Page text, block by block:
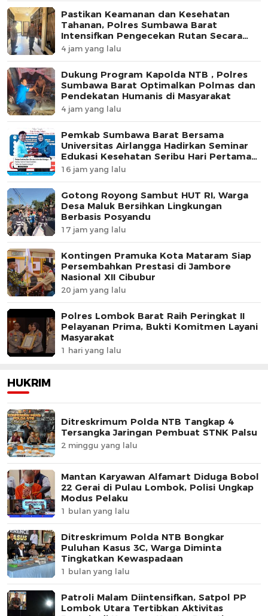
Pastikan Keamanan dan Kesehatan
Tahanan, Polres Sumbawa Barat
Intensifkan Pengecekan Rutan Secara
Berkala
4 jam yang lalu
Dukung Program Kapolda NTB , Polres
Sumbawa Barat Optimalkan Polmas dan
Pendekatan Humanis di Masyarakat
4 jam yang lalu
Pemkab Sumbawa Barat Bersama
Universitas Airlangga Hadirkan Seminar
Edukasi Kesehatan Seribu Hari Pertama
Kehidupan
16 jam yang lalu
Gotong Royong Sambut HUT RI, Warga
Desa Maluk Bersihkan Lingkungan
Berbasis Posyandu
17 jam yang lalu
Kontingen Pramuka Kota Mataram Siap
Persembahkan Prestasi di Jambore
Nasional XII Cibubur
20 jam yang lalu
Polres Lombok Barat Raih Peringkat II
Pelayanan Prima, Bukti Komitmen Layani
Masyarakat
1 hari yang lalu
HUKRIM
Ditreskrimum Polda NTB Tangkap 4
Tersangka Jaringan Pembuat STNK Palsu
2 minggu yang lalu
Mantan Karyawan Alfamart Diduga Bobol
22 Gerai di Pulau Lombok, Polisi Ungkap
Modus Pelaku
1 bulan yang lalu
Ditreskrimum Polda NTB Bongkar
Puluhan Kasus 3C, Warga Diminta
Tingkatkan Kewaspadaan
1 bulan yang lalu
Patroli Malam Diintensifkan, Satpol PP
Lombok Utara Tertibkan Aktivitas